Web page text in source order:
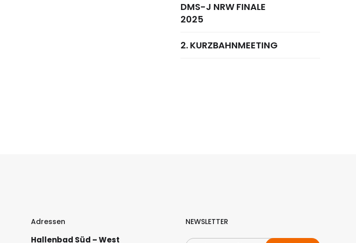
DMS-J NRW FINALE
2025
2. KURZBAHNMEETING
Adressen
Hallenbad Süd – West
NEWSLETTER